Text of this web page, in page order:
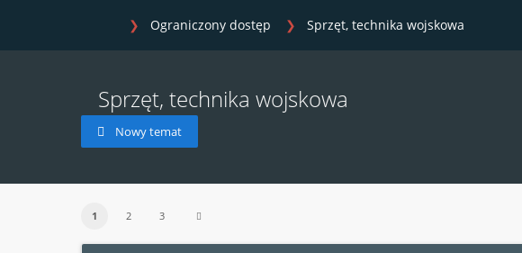
Ograniczony dostęp Sprzęt, technika wojskowa
Sprzęt, technika wojskowa
Nowy temat
1 2 3